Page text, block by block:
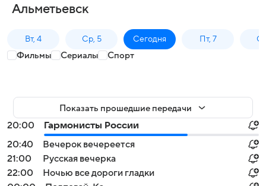
Альметьевск
Вт, 4 Ср, 5 Сегодня Пт, 7
Фильмы Сериалы Спорт
Показать прошедшие передачи
20:00
Гармонисты России
20:40
Вечерок вечереется
21:00
Русская вечерка
22:00
Ночью все дороги гладки